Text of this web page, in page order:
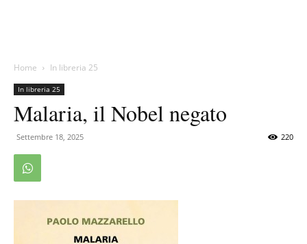
Home In libreria 25
In libreria 25
Malaria, il Nobel negato
Settembre 18, 2025 220